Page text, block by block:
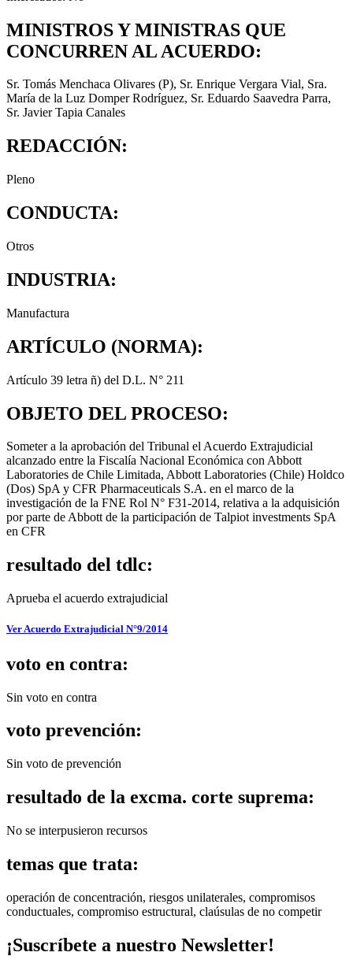
MINISTROS Y MINISTRAS QUE
CONCURREN AL ACUERDO:
Sr. Tomás Menchaca Olivares (P), Sr. Enrique Vergara Vial, Sra.
María de la Luz Domper Rodríguez, Sr. Eduardo Saavedra Parra,
Sr. Javier Tapia Canales
REDACCIÓN:
Pleno
CONDUCTA:
Otros
INDUSTRIA:
Manufactura
ARTÍCULO (NORMA):
Artículo 39 letra ñ) del D.L. N° 211
OBJETO DEL PROCESO:
Someter a la aprobación del Tribunal el Acuerdo Extrajudicial
alcanzado entre la Fiscalía Nacional Económica con Abbott
Laboratories de Chile Limitada, Abbott Laboratories (Chile) Holdco
(Dos) SpA y CFR Pharmaceuticals S.A. en el marco de la
investigación de la FNE Rol N° F31-2014, relativa a la adquisición
por parte de Abbott de la participación de Talpiot investments SpA
en CFR
resultado del tdlc:
Aprueba el acuerdo extrajudicial
Ver Acuerdo Extrajudicial N°9/2014
voto en contra:
Sin voto en contra
voto prevención:
Sin voto de prevención
resultado de la excma. corte suprema:
No se interpusieron recursos
temas que trata:
operación de concentración, riesgos unilaterales, compromisos
conductuales, compromiso estructural, claúsulas de no competir
¡Suscríbete a nuestro Newsletter!